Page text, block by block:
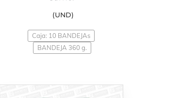
(UND)
Caja: 10 BANDEJAs
BANDEJA 360 g.